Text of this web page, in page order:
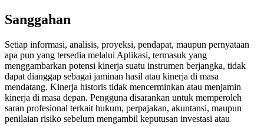
Sanggahan
Setiap informasi, analisis, proyeksi, pendapat, maupun pernyataan
apa pun yang tersedia melalui Aplikasi, termasuk yang
menggambarkan potensi kinerja suatu instrumen berjangka, tidak
dapat dianggap sebagai jaminan hasil atau kinerja di masa
mendatang. Kinerja historis tidak mencerminkan atau menjamin
kinerja di masa depan. Pengguna disarankan untuk memperoleh
saran profesional terkait hukum, perpajakan, akuntansi, maupun
penilaian risiko sebelum mengambil keputusan investasi atau